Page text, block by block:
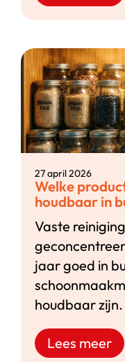
27 april 2026
Welke
houdbaar in
Vaste
jaar goed in
houdbaar zijn.
Lees meer